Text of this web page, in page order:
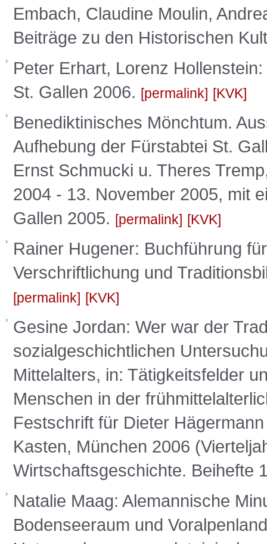
Embach, Claudine Moulin,
Beiträge zu den Historischen
Peter Erhart, Lorenz
St. Gallen 2006.
permalink KVK
Benediktinisches Mönchtum.
Aufhebung der Fürstabtei St.
Ernst Schmucki u. Theres
2004 - 13. November 2005, mit
Gallen 2005.
permalink KVK
Rainer Hugener: Buchführung
Verschriftlichung und
permalink KVK
Gesine Jordan: Wer war der
sozialgeschichtlichen
Mittelalters, in: Tätigkeitsfelder
Menschen in der
Festschrift für Dieter
Kasten, München 2006
Wirtschaftsgeschichte. Beihefte
Natalie Maag: Alemannische
Bodenseeraum und